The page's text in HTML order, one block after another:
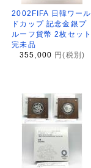
2002FIFA 日韓ワール
ドカップ 記念金銀プ
ルーフ貨幣 2枚セット
完未品
355,000 円(税別)